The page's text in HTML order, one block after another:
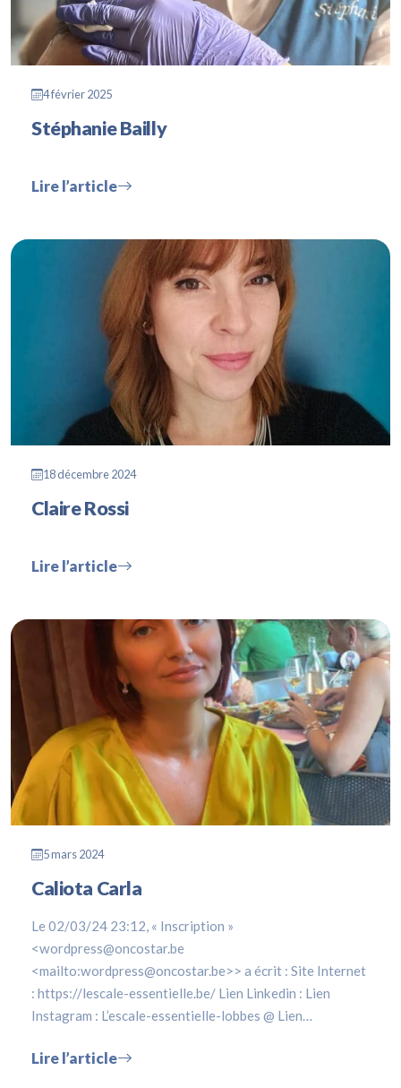
4 février 2025
Stéphanie Bailly
Lire l’article
18 décembre 2024
Claire Rossi
Lire l’article
5 mars 2024
Caliota Carla
Le 02/03/24 23:12, « Inscription »
<wordpress@oncostar.be
<mailto:wordpress@oncostar.be>> a écrit : Site Internet
: https://lescale-essentielle.be/ Lien Linkedin : Lien
Instagram : L’escale-essentielle-lobbes @ Lien…
Lire l’article